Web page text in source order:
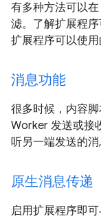
有多种方法可以
滤。了解扩展程
扩展程序可以使用
消息功能
很多时候，内容
Worker 发送或接
听另一端发送的消
原生消息传递
启用扩展程序即可